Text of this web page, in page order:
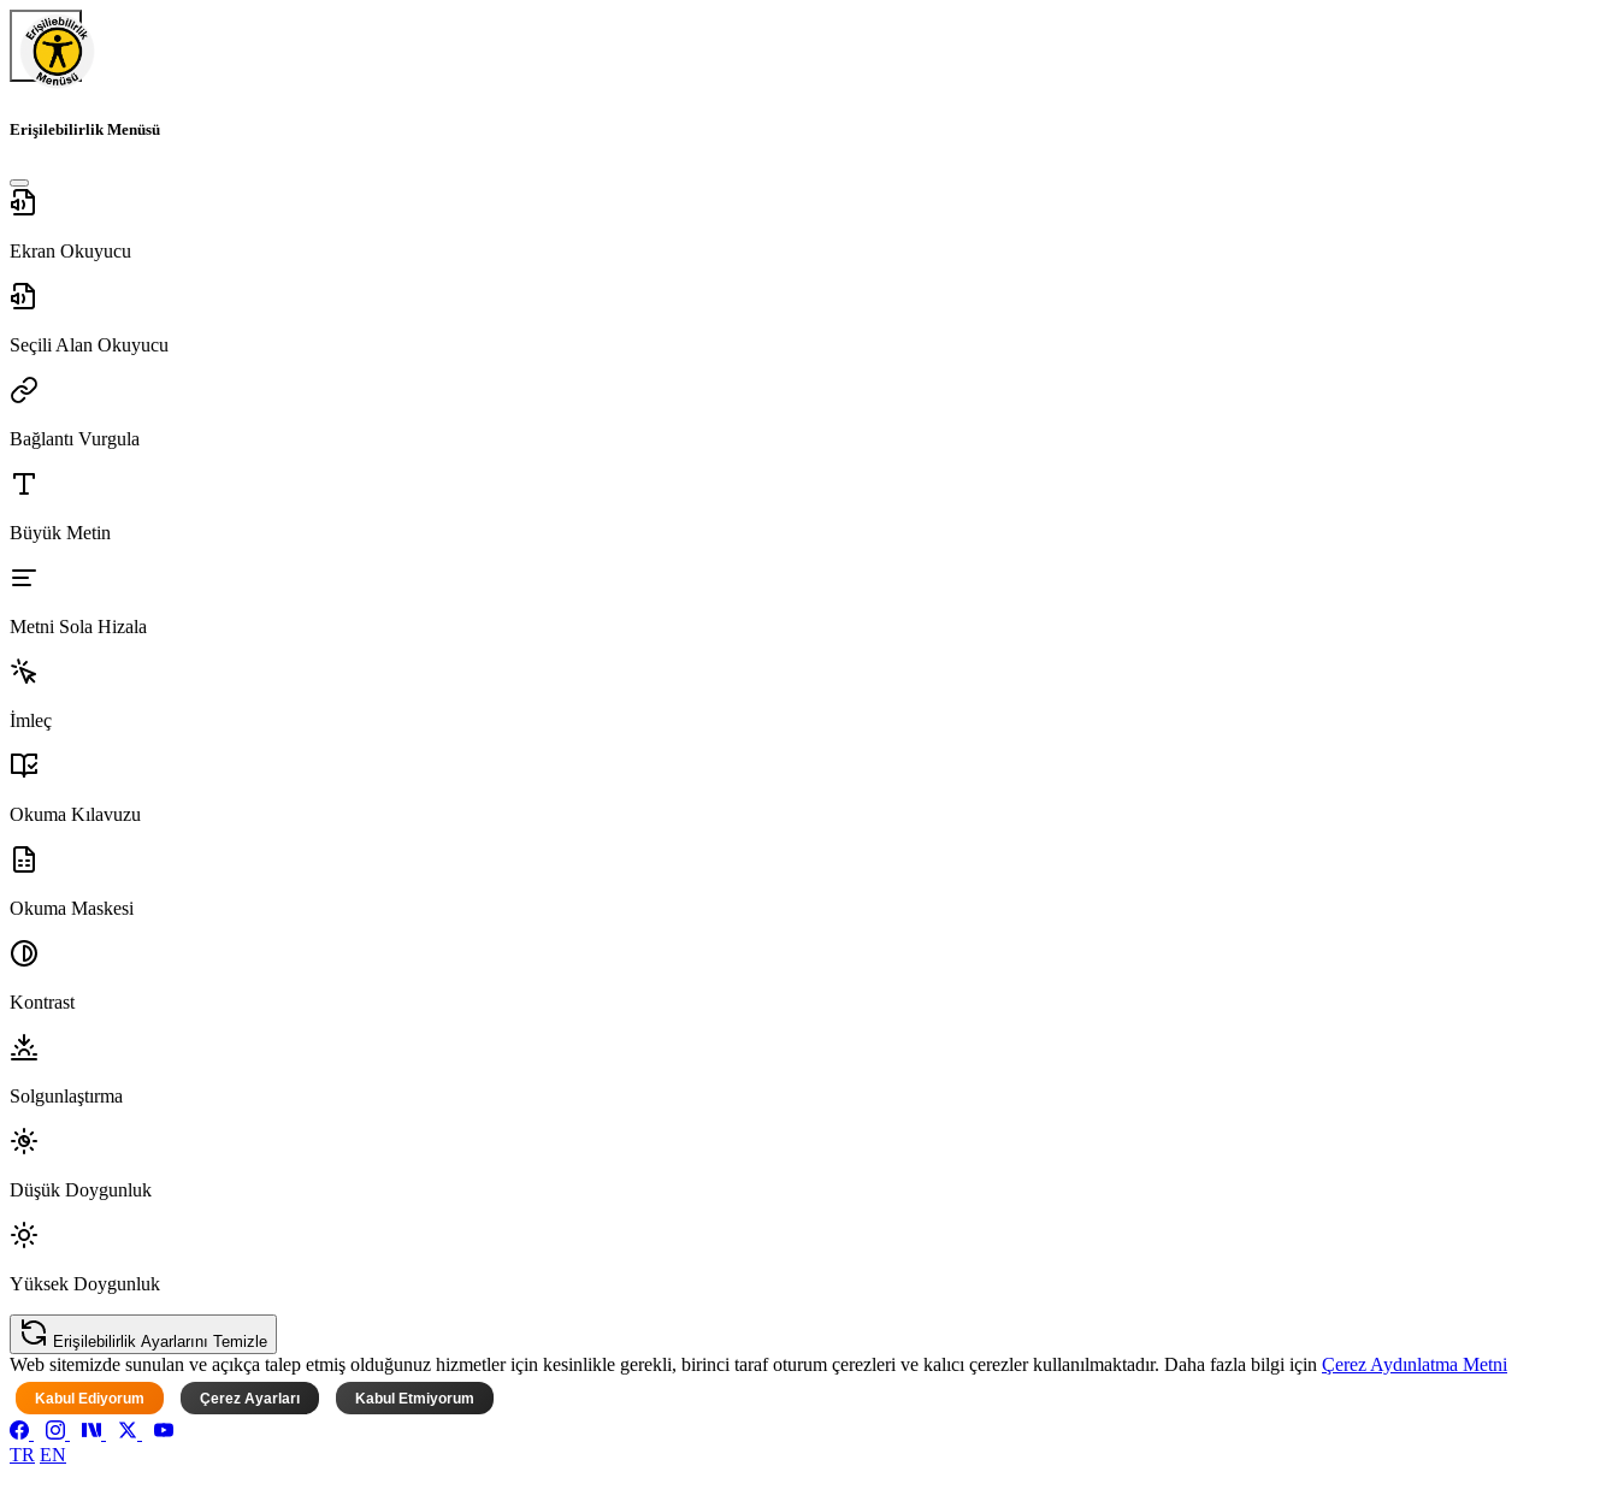
Erişilebilirlik Menüsü
Ekran Okuyucu
Seçili Alan Okuyucu
Bağlantı Vurgula
Büyük Metin
Metni Sola Hizala
İmleç
Okuma Kılavuzu
Okuma Maskesi
Kontrast
Solgunlaştırma
Düşük Doygunluk
Yüksek Doygunluk
Erişilebilirlik Ayarlarını Temizle
Web sitemizde sunulan ve açıkça talep etmiş olduğunuz hizmetler için kesinlikle gerekli, birinci taraf oturum çerezleri ve kalıcı çerezler kullanılmaktadır. Daha fazla bilgi için Çerez Aydınlatma Metni
Kabul Ediyorum Çerez Ayarları Kabul Etmiyorum
TR EN